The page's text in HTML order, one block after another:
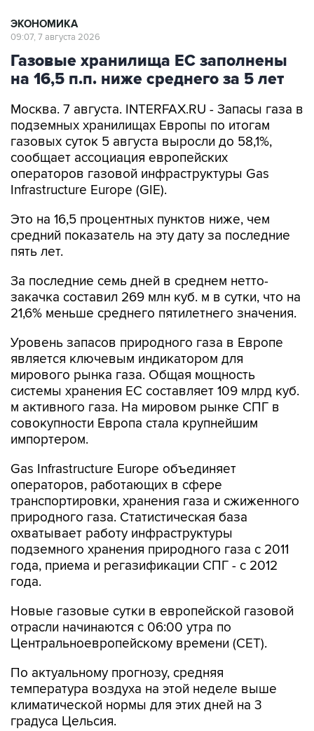
ЭКОНОМИКА
09:07, 7 августа 2026
Газовые хранилища ЕС заполнены
на 16,5 п.п. ниже среднего за 5 лет
Москва. 7 августа. INTERFAX.RU - Запасы газа в
подземных хранилищах Европы по итогам
газовых суток 5 августа выросли до 58,1%,
сообщает ассоциация европейских
операторов газовой инфраструктуры Gas
Infrastructure Europe (GIE).
Это на 16,5 процентных пунктов ниже, чем
средний показатель на эту дату за последние
пять лет.
За последние семь дней в среднем нетто-
закачка составил 269 млн куб. м в сутки, что на
21,6% меньше среднего пятилетнего значения.
Уровень запасов природного газа в Европе
является ключевым индикатором для
мирового рынка газа. Общая мощность
системы хранения ЕС составляет 109 млрд куб.
м активного газа. На мировом рынке СПГ в
совокупности Европа стала крупнейшим
импортером.
Gas Infrastructure Europe объединяет
операторов, работающих в сфере
транспортировки, хранения газа и сжиженного
природного газа. Статистическая база
охватывает работу инфраструктуры
подземного хранения природного газа с 2011
года, приема и регазификации СПГ - с 2012
года.
Новые газовые сутки в европейской газовой
отрасли начинаются c 06:00 утра по
Центральноевропейскому времени (CET).
По актуальному прогнозу, средняя
температура воздуха на этой неделе выше
климатической нормы для этих дней на 3
градуса Цельсия.